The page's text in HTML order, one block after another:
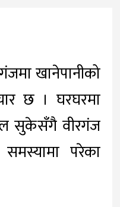
खानेपानीको
छ । घरघरमा
सुकेसँगै वीरगंज
समस्यामा परेका